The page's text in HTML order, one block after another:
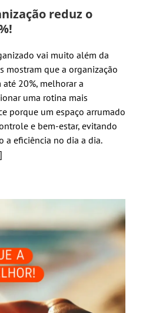
reduz o
vai muito além da
mostram que a organização
20%, melhorar a
uma rotina mais
porque um espaço arrumado
e bem-estar, evitando
a eficiência no dia a dia.